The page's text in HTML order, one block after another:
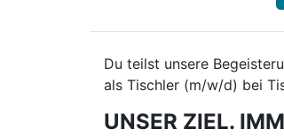
Du teilst unsere
als Tischler (m/w/d) bei
UNSER ZIEL.